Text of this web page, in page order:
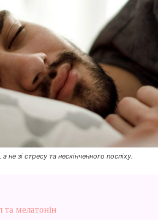
не зі стресу та нескінченного поспіху.
та мелатонін